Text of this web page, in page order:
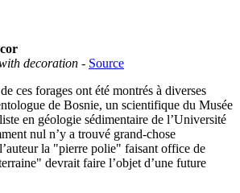
decoration - Source
ces forages ont été montrés à diverses
de Bosnie, un scientifique du Musée
en géologie sédimentaire de l’Université
nul n’y a trouvé grand-chose
la "pierre polie" faisant office de
devrait faire l’objet d’une future